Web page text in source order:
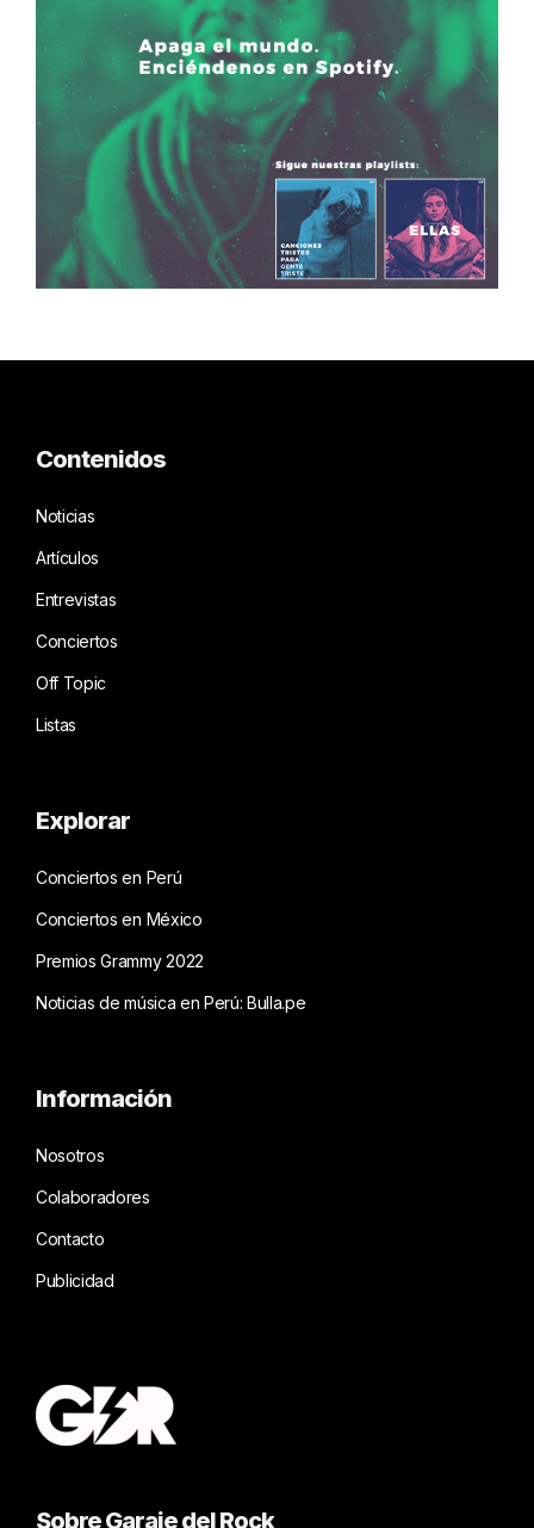
Contenidos
Noticias
Artículos
Entrevistas
Conciertos
Off Topic
Listas
Explorar
Conciertos en Perú
Conciertos en México
Premios Grammy 2022
Noticias de música en Perú: Bulla.pe
Información
Nosotros
Colaboradores
Contacto
Publicidad
Sobre Garaje del Rock